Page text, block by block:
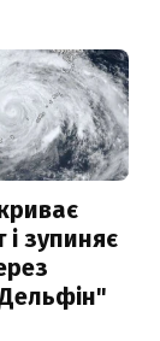
зупиняє